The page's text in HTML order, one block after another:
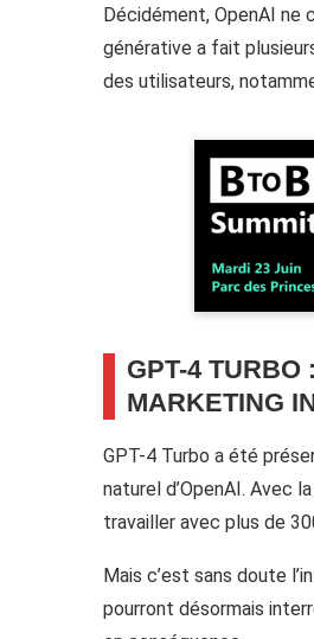
Décidément, OpenAI ne
générative a fait
des utilisateurs,
GPT-4 TURBO
MARKETING
GPT-4 Turbo a été
naturel d’OpenAI. Avec
travailler avec plus de
Mais c’est sans doute
pourront désormais